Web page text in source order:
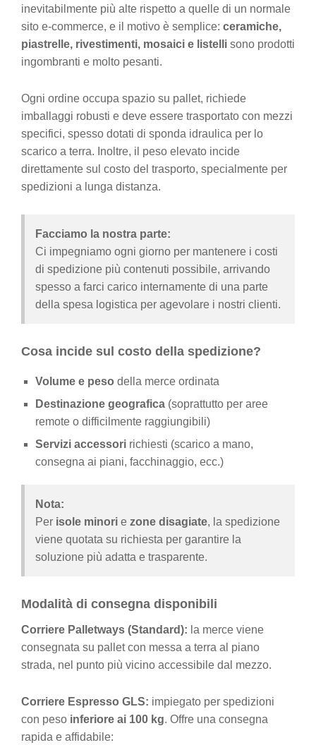
inevitabilmente più alte rispetto a quelle di un normale
sito e-commerce, e il motivo è semplice: ceramiche,
piastrelle, rivestimenti, mosaici e listelli sono prodotti
ingombranti e molto pesanti.
Ogni ordine occupa spazio su pallet, richiede
imballaggi robusti e deve essere trasportato con mezzi
specifici, spesso dotati di sponda idraulica per lo
scarico a terra. Inoltre, il peso elevato incide
direttamente sul costo del trasporto, specialmente per
spedizioni a lunga distanza.
Facciamo la nostra parte:
Ci impegniamo ogni giorno per mantenere i costi
di spedizione più contenuti possibile, arrivando
spesso a farci carico internamente di una parte
della spesa logistica per agevolare i nostri clienti.
Cosa incide sul costo della spedizione?
Volume e peso della merce ordinata
Destinazione geografica (soprattutto per aree
remote o difficilmente raggiungibili)
Servizi accessori richiesti (scarico a mano,
consegna ai piani, facchinaggio, ecc.)
Nota:
Per isole minori e zone disagiate, la spedizione
viene quotata su richiesta per garantire la
soluzione più adatta e trasparente.
Modalità di consegna disponibili
Corriere Palletways (Standard): la merce viene
consegnata su pallet con messa a terra al piano
strada, nel punto più vicino accessibile dal mezzo.
Corriere Espresso GLS: impiegato per spedizioni
con peso inferiore ai 100 kg. Offre una consegna
rapida e affidabile: